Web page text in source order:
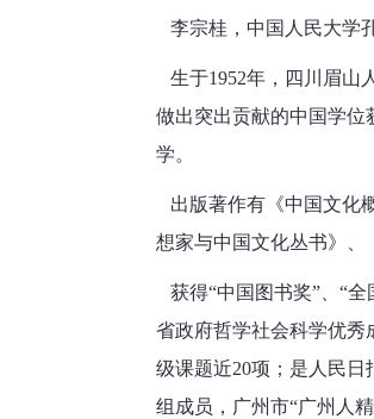
李宗桂，中国人民大学
生于1952年，四川眉山
做出突出贡献的中国学位
学。
出版著作有《中国文化
想家与中国文化丛书》、
获得“中国图书奖”、“全
省政府哲学社会科学优秀
级课题近20项；是人民
组成员，广州市“广州人